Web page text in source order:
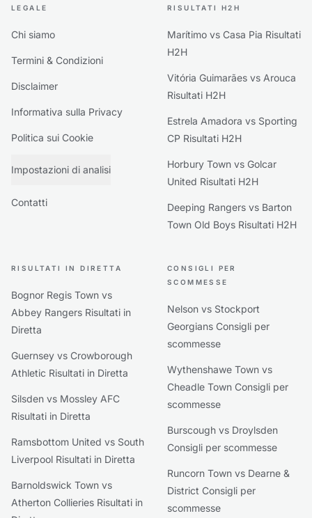
LEGALE
Chi siamo
Termini & Condizioni
Disclaimer
Informativa sulla Privacy
Politica sui Cookie
Impostazioni di analisi
Contatti
RISULTATI H2H
Marítimo vs Casa Pia Risultati
H2H
Vitória Guimarães vs Arouca
Risultati H2H
Estrela Amadora vs Sporting
CP Risultati H2H
Horbury Town vs Golcar
United Risultati H2H
Deeping Rangers vs Barton
Town Old Boys Risultati H2H
RISULTATI IN DIRETTA
Bognor Regis Town vs
Abbey Rangers Risultati in
Diretta
Guernsey vs Crowborough
Athletic Risultati in Diretta
Silsden vs Mossley AFC
Risultati in Diretta
Ramsbottom United vs South
Liverpool Risultati in Diretta
Barnoldswick Town vs
Atherton Collieries Risultati in
CONSIGLI PER
SCOMMESSE
Nelson vs Stockport
Georgians Consigli per
scommesse
Wythenshawe Town vs
Cheadle Town Consigli per
scommesse
Burscough vs Droylsden
Consigli per scommesse
Runcorn Town vs Dearne &
District Consigli per
scommesse